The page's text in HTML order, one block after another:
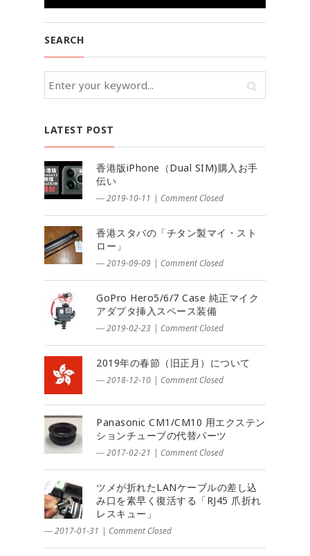
SEARCH
LATEST POST
香港版iPhone（Dual SIM)購入お手
伝い
― 2019-10-11 | Comment Closed
香港スタバの「チタン製マイ・スト
ロー」
― 2019-09-09 | Comment Closed
GoPro Hero5/6/7 Case 純正マイク
アダプタ挿入スペース装備
― 2019-02-23 | Comment Closed
2019年の春節（旧正月）について
― 2018-12-10 | Comment Closed
Panasonic CM1/CM10 用エクステン
ションチューブの代替パーツ
― 2017-02-21 | Comment Closed
ツメが折れたLANケーブルの差し込
み口を素早く復活する「RJ45 爪折れ
レスキュー」
― 2017-01-31 | Comment Closed